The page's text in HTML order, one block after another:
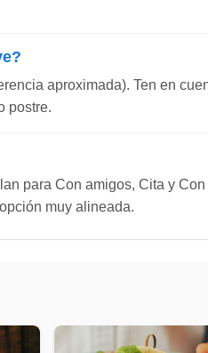
aproximada). Ten en
postre.
para Con amigos, Cita y
muy alineada.